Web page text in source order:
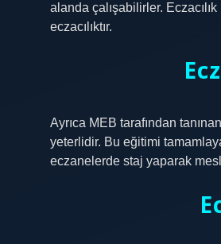
alanda çalışabilirler.
eczacılıktır.
Ayrıca MEB tarafından
yeterlidir. Bu eğitimi
eczanelerde staj yaparak